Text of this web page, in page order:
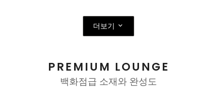
더보기
PREMIUM LOUNGE
백화점급 소재와 완성도